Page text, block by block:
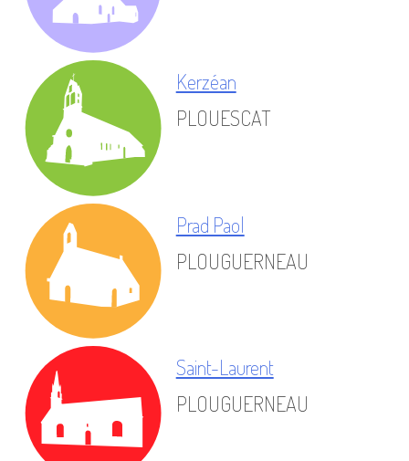
Kerzéan
PLOUESCAT
Prad Paol
PLOUGUERNEAU
Saint-Laurent
PLOUGUERNEAU